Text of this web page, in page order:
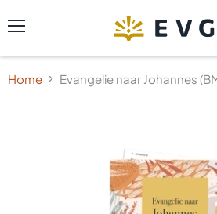
Home Evangelie naar Johannes